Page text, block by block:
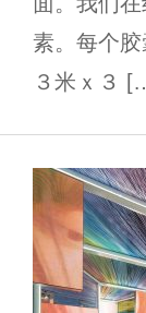
素。每个
３米ｘ３